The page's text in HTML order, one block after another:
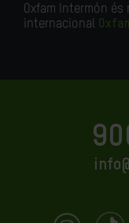
Oxfam Intermón és
internacional